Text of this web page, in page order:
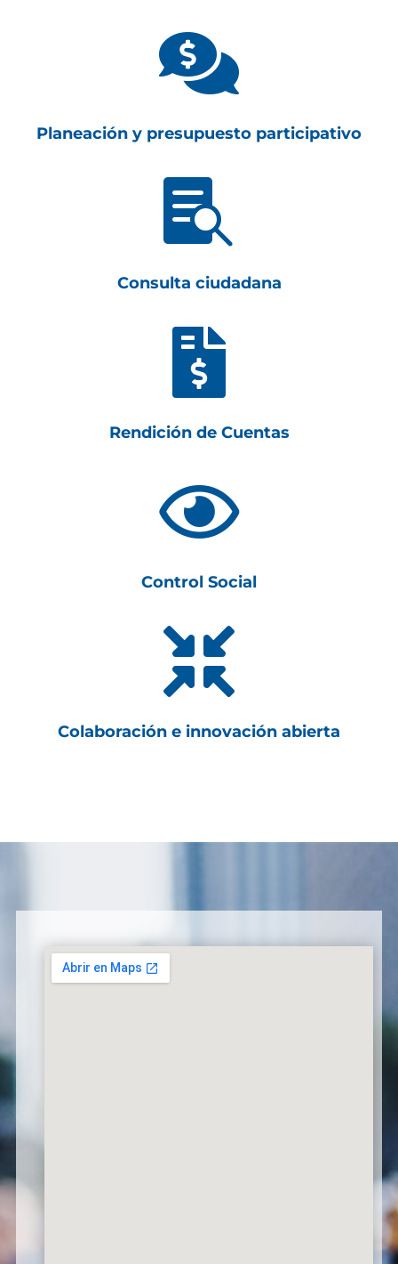

Planeación y presupuesto participativo

Consulta ciudadana

Rendición de Cuentas

Control Social

Colaboración e innovación abierta